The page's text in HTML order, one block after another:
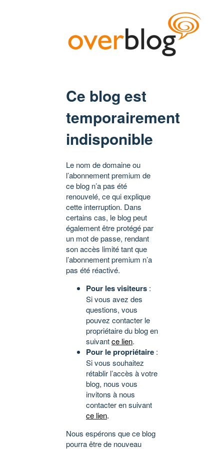
Ce blog est
temporairement
indisponible
Le nom de domaine ou
l’abonnement premium de
ce blog n’a pas été
renouvelé, ce qui explique
cette interruption. Dans
certains cas, le blog peut
également être protégé par
un mot de passe, rendant
son accès limité tant que
l’abonnement premium n’a
pas été réactivé.
Pour les visiteurs :
Si vous avez des
questions, vous
pouvez contacter le
propriétaire du blog en
suivantce lien.
Pour le propriétaire :
Si vous souhaitez
rétablir l’accès à votre
blog, nous vous
invitons à nous
contacter en suivant
ce lien.
Nous espérons que ce blog
pourra être de nouveau